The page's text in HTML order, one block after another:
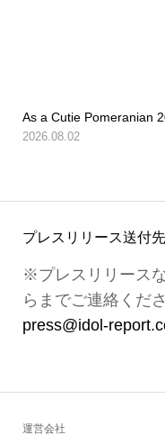
As a Cutie Pomeranian
2026.08.02
プレスリリース送付先
※プレスリリース
らまでご連絡くださ
press@idol-
運営会社